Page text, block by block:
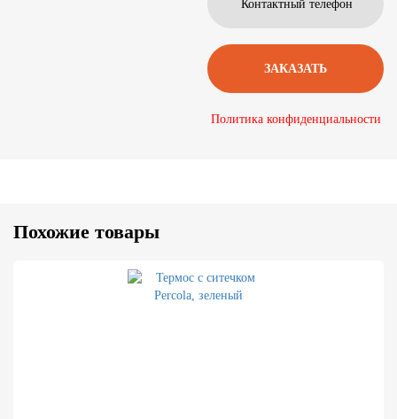
Политика конфиденциальности
Похожие товары